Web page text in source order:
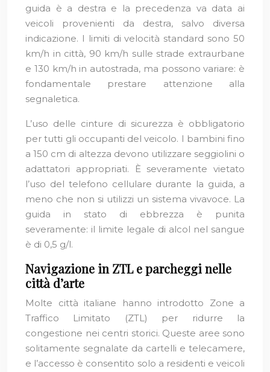
guida è a destra e la precedenza va data ai
veicoli provenienti da destra, salvo diversa
indicazione. I limiti di velocità standard sono 50
km/h in città, 90 km/h sulle strade extraurbane
e 130 km/h in autostrada, ma possono variare: è
fondamentale prestare attenzione alla
segnaletica.
L’uso delle cinture di sicurezza è obbligatorio
per tutti gli occupanti del veicolo. I bambini fino
a 150 cm di altezza devono utilizzare seggiolini o
adattatori appropriati. È severamente vietato
l’uso del telefono cellulare durante la guida, a
meno che non si utilizzi un sistema vivavoce. La
guida in stato di ebbrezza è punita
severamente: il limite legale di alcol nel sangue
è di 0,5 g/l.
Navigazione in ZTL e parcheggi nelle
città d’arte
Molte città italiane hanno introdotto Zone a
Traffico Limitato (ZTL) per ridurre la
congestione nei centri storici. Queste aree sono
solitamente segnalate da cartelli e telecamere,
e l’accesso è consentito solo a residenti e veicoli